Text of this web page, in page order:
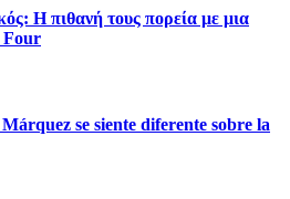
Η πιθανή τους πορεία με μια
Four
se siente diferente sobre la